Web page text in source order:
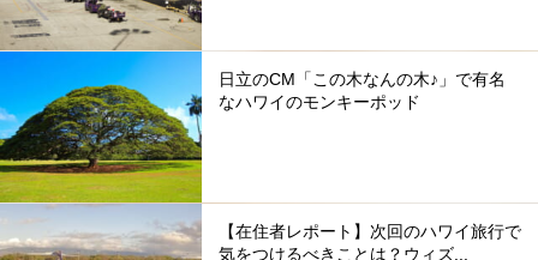
日立のCM「この木なんの木♪」で有名
なハワイのモンキーポッド
【在住者レポート】次回のハワイ旅行で
気をつけるべきことは？ウィズ...